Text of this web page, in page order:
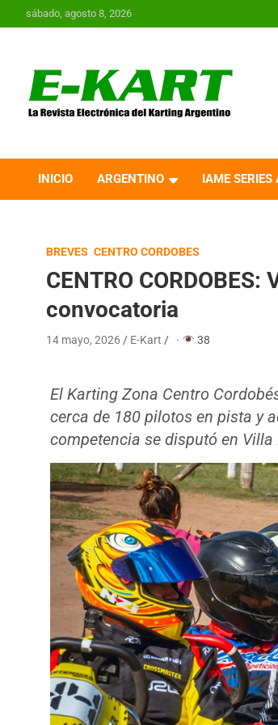
al
sábado, agosto 8, 2026
Revista
INICIO ARGENTINO IAME
BREVES CENTRO CORDOBES
CENTRO
convocatoria
14 mayo, 2026 E-Kart · 38
El Karting Zona Centro
cerca de 180 pilotos en pista y
competencia se disputó en